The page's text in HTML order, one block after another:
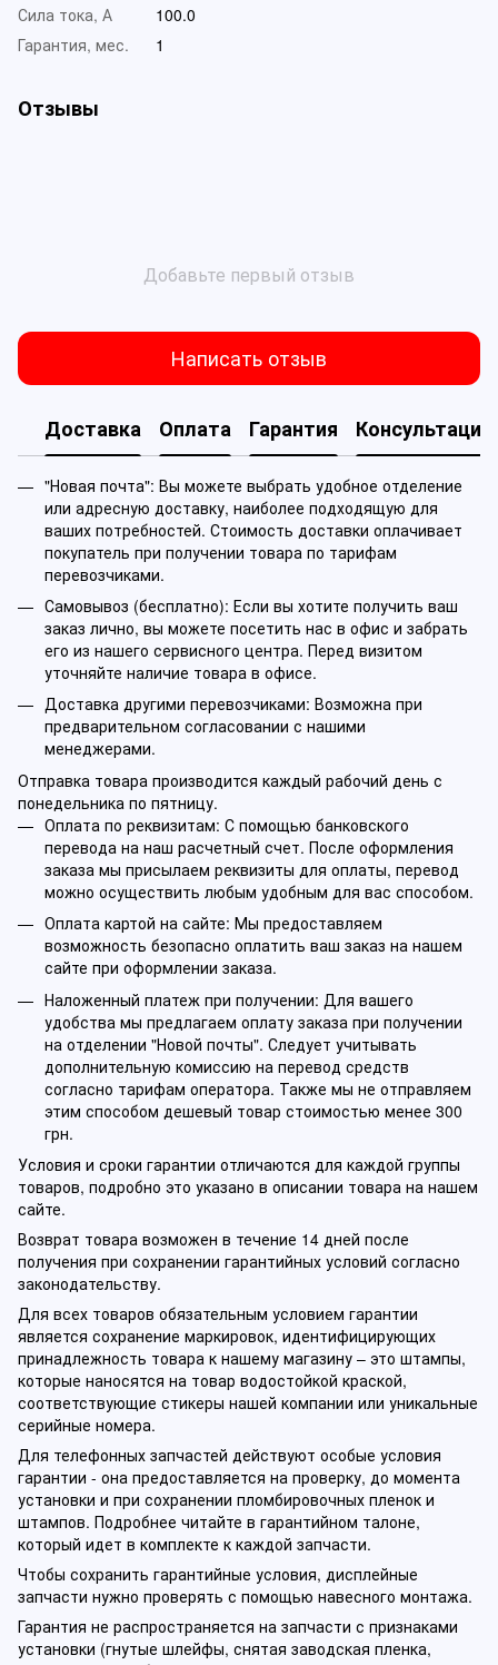
Сила тока, А
100.0
Гарантия, мес.
1
Отзывы
Добавьте первый отзыв
Написать отзыв
Доставка Оплата Гарантия Консультация
"Новая почта": Вы можете выбрать удобное отделение
или адресную доставку, наиболее подходящую для
ваших потребностей. Стоимость доставки оплачивает
покупатель при получении товара по тарифам
перевозчиками.
Самовывоз (бесплатно): Если вы хотите получить ваш
заказ лично, вы можете посетить нас в офис и забрать
его из нашего сервисного центра. Перед визитом
уточняйте наличие товара в офисе.
Доставка другими перевозчиками: Возможна при
предварительном согласовании с нашими
менеджерами.
Отправка товара производится каждый рабочий день с
понедельника по пятницу.
Оплата по реквизитам: С помощью банковского
перевода на наш расчетный счет. После оформления
заказа мы присылаем реквизиты для оплаты, перевод
можно осуществить любым удобным для вас способом.
Оплата картой на сайте: Мы предоставляем
возможность безопасно оплатить ваш заказ на нашем
сайте при оформлении заказа.
Наложенный платеж при получении: Для вашего
удобства мы предлагаем оплату заказа при получении
на отделении "Новой почты". Следует учитывать
дополнительную комиссию на перевод средств
согласно тарифам оператора. Также мы не отправляем
этим способом дешевый товар стоимостью менее 300
грн.
Условия и сроки гарантии отличаются для каждой группы
товаров, подробно это указано в описании товара на нашем
сайте.
Возврат товара возможен в течение 14 дней после
получения при сохранении гарантийных условий согласно
законодательству.
Для всех товаров обязательным условием гарантии
является сохранение маркировок, идентифицирующих
принадлежность товара к нашему магазину – это штампы,
которые наносятся на товар водостойкой краской,
соответствующие стикеры нашей компании или уникальные
серийные номера.
Для телефонных запчастей действуют особые условия
гарантии - она предоставляется на проверку, до момента
установки и при сохранении пломбировочных пленок и
штампов. Подробнее читайте в гарантийном талоне,
который идет в комплекте к каждой запчасти.
Чтобы сохранить гарантийные условия, дисплейные
запчасти нужно проверять с помощью навесного монтажа.
Гарантия не распространяется на запчасти с признаками
установки (гнутые шлейфы, снятая заводская пленка,